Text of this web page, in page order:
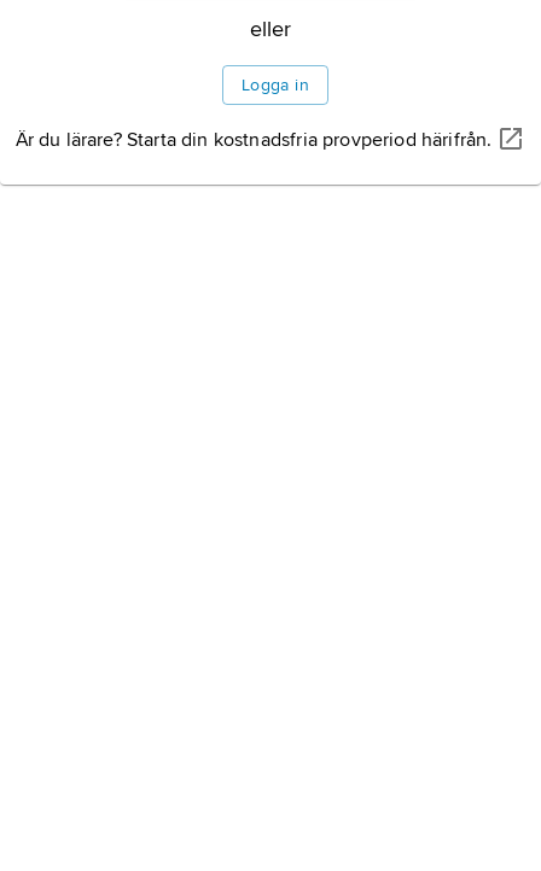
eller
Logga in
Är du lärare? Starta din kostnadsfria provperiod härifrån.